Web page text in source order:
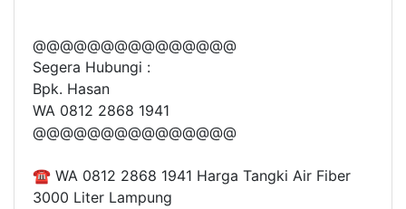
@@@@@@@@@@@@@@@
Segera Hubungi :
Bpk. Hasan
WA 0812 2868 1941
@@@@@@@@@@@@@@@
☎ WA 0812 2868 1941 Harga Tangki Air Fiber
3000 Liter Lampung